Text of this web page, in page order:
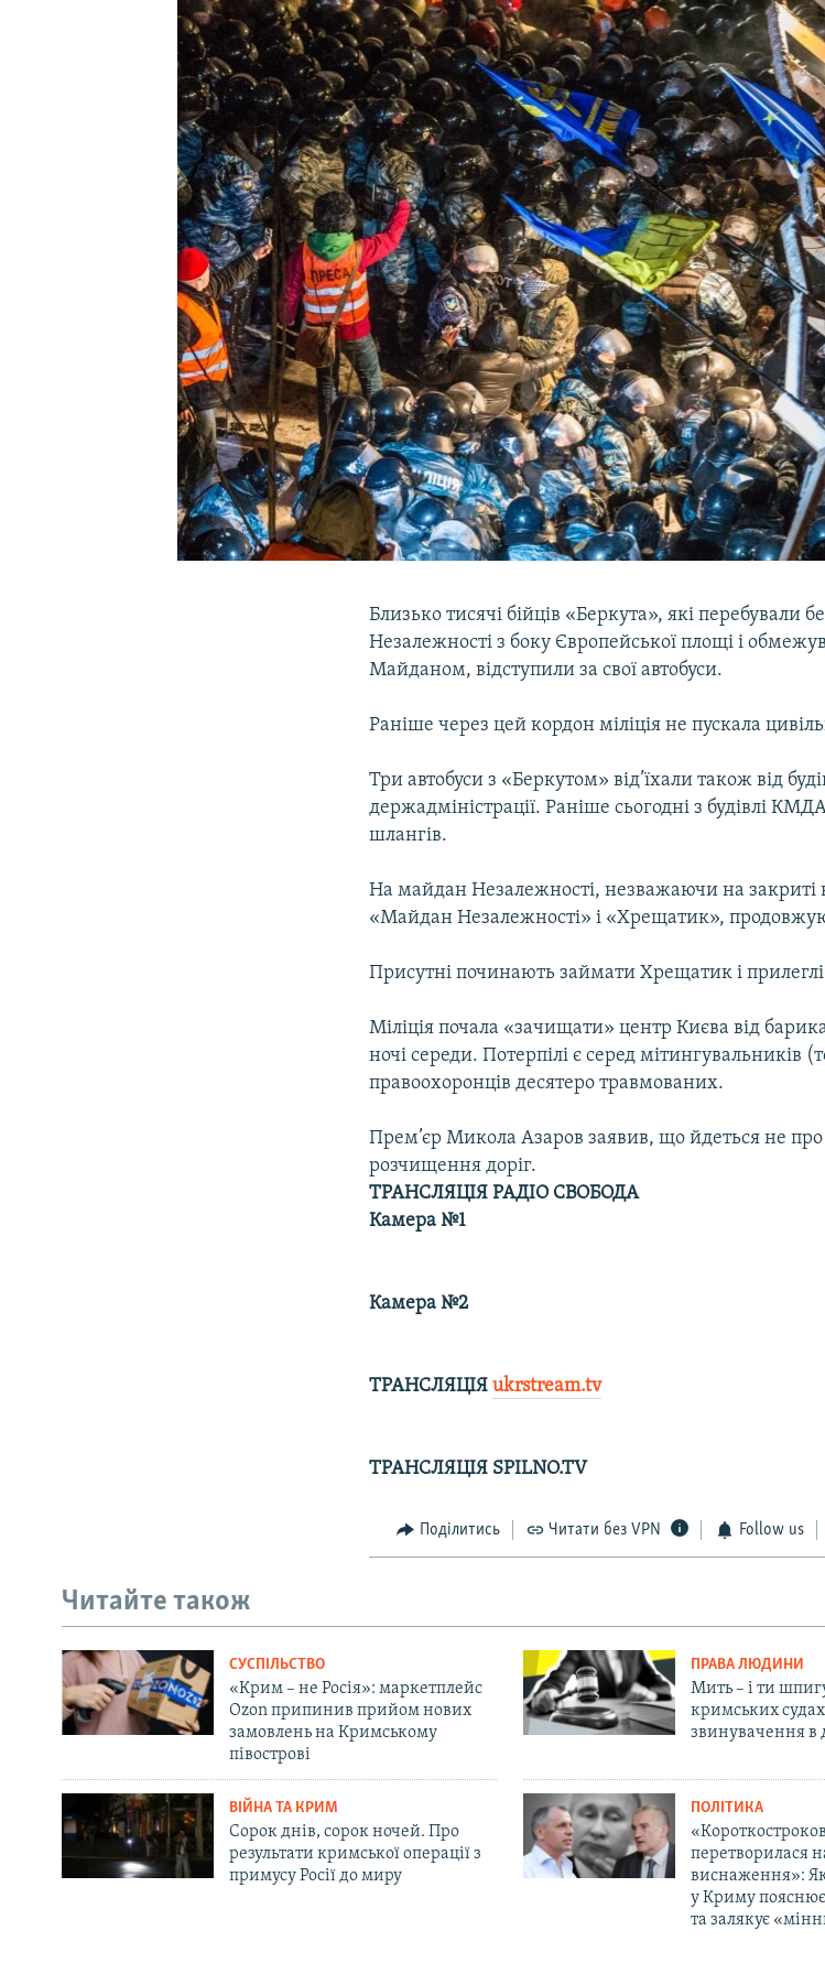
УКРАЇНСЬКА ПРОБЛЕМА КРИМУ
Близько тисячі бійців «Беркута», які перебували
Незалежності з боку Європейської площі і
Майданом, відступили за свої автобуси.
Раніше через цей кордон міліція не пускала
Три автобуси з «Беркутом» від’їхали також від
держадміністрації. Раніше сьогодні з будівлі
шлангів.
На майдан Незалежності, незважаючи на закриті
«Майдан Незалежності» і «Хрещатик»,
Присутні починають займати Хрещатик і
Міліція почала «зачищати» центр Києва від
ночі середи. Потерпілі є серед мітингувальників
правоохоронців десятеро травмованих.
Прем’єр Микола Азаров заявив, що йдеться не про
розчищення доріг.
ТРАНСЛЯЦІЯ РАДІО СВОБОДА
Камера №1
Камера №2
ТРАНСЛЯЦІЯ ukrstream.tv
ТРАНСЛЯЦІЯ SPILNO.TV
Поділитись Читати без VPN Follow us
Читайте також
СУСПІЛЬСТВО
«Крим – не Росія»: маркетплейс
Ozon припинив прийом нових
замовлень на Кримському
півострові
ПРАВА ЛЮДИНИ
Мить – і ти
кримських
звинувачення в
ВІЙНА ТА КРИМ
Сорок днів, сорок ночей. Про
результати кримської операції з
примусу Росії до миру
ПОЛІТИКА
перетворилася
виснаження»:
у Криму
та залякує